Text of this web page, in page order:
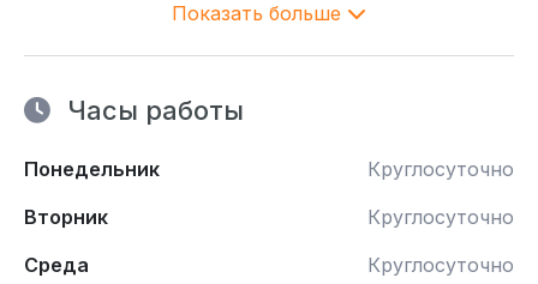
Показать больше
Часы работы
Понедельник
Круглосуточно
Вторник
Круглосуточно
Среда
Круглосуточно